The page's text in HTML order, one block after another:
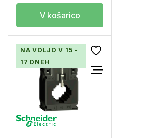
V košarico
NA VOLJO V 15 -
17 DNEH